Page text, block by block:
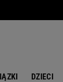
DZIECI